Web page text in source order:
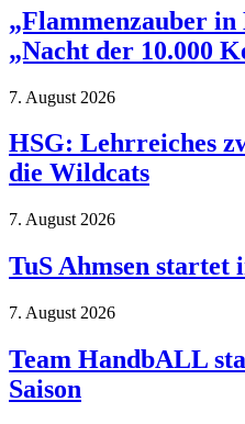
„Flammenzauber in
„Nacht der 10.000
7. August 2026
HSG: Lehrreiches
die Wildcats
7. August 2026
TuS Ahmsen startet
7. August 2026
Team HandbALL
Saison